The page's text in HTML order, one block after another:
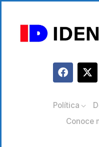
Política
Conoce